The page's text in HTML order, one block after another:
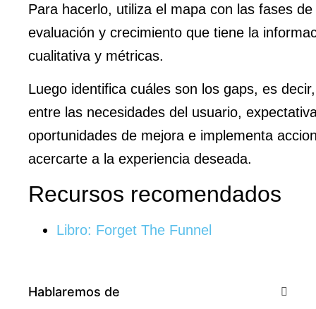
Para hacerlo, utiliza el mapa con las fases
evaluación y crecimiento que tiene la
cualitativa y métricas.
Luego identifica cuáles son los gaps, es
entre las necesidades del usuario,
oportunidades de mejora e implementa
acercarte a la experiencia deseada.
Recursos recomendados
Libro: Forget The Funnel
Hablaremos de